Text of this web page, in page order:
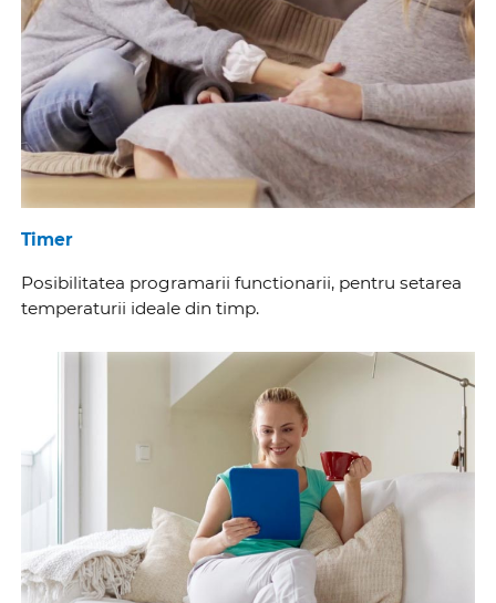
Timer
Posibilitatea programarii functionarii, pentru setarea
temperaturii ideale din timp.